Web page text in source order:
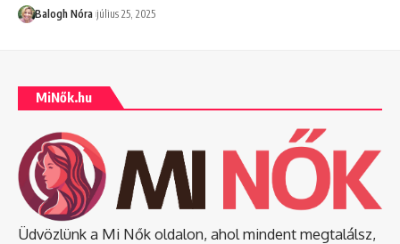
Balogh Nóra július 25, 2025
MiNők.hu
Üdvözlünk a Mi Nők oldalon, ahol mindent megtalálsz,